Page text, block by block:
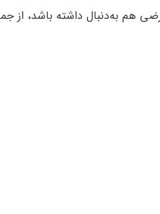
هم به‌دنبال داشته باشد، از